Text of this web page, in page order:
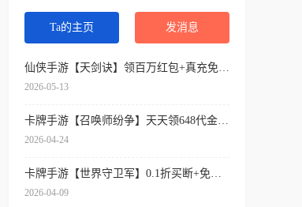
Ta的主页 发消息
2026-05-13
2026-04-24
2026-04-09